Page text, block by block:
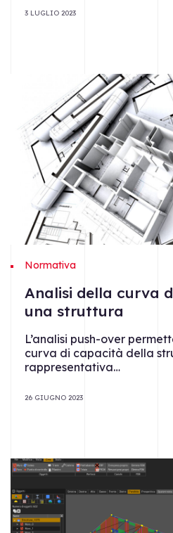
3 LUGLIO 2023
Normativa
Analisi della curva
una struttura
L’analisi push-over
curva di capacità della
rappresentativa…
26 GIUGNO 2023